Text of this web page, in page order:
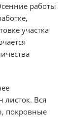
работы
участка
листок. Вся
покровные